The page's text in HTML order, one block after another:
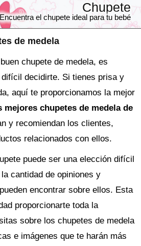
de medela
Chupete
Encuentra el chupete ideal para tu bebé
chupete de medela, es
decidirte. Si tienes prisa y
aquí te proporcionamos la mejor
mejores chupetes de medela de
y recomiendan los clientes,
relacionados con ellos.
puede ser una elección difícil
cantidad de opiniones y
encontrar sobre ellos. Esta
proporcionarte toda la
sobre los chupetes de medela
e imágenes que te harán más